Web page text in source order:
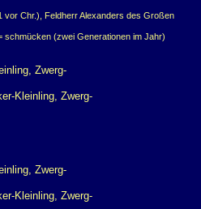
vor Chr.), Feldherr Alexanders des Großen
schmücken (zwei Generationen im Jahr)
Kleinling, Zwerg-
Kleinling, Zwerg-